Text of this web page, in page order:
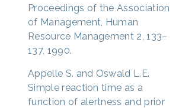
Proceedings of the Association
of Management, Human
Resource Management 2, 133–
137, 1990.
Appelle S. and Oswald L.E.
Simple reaction time as a
function of alertness and prior